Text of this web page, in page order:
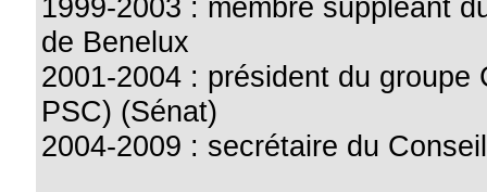
1999-2003 : membre suppléant
de Benelux
2001-2004 : président du
PSC) (Sénat)
2004-2009 : secrétaire du